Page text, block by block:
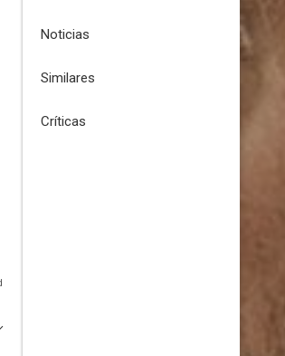
Noticias
Similares
Críticas